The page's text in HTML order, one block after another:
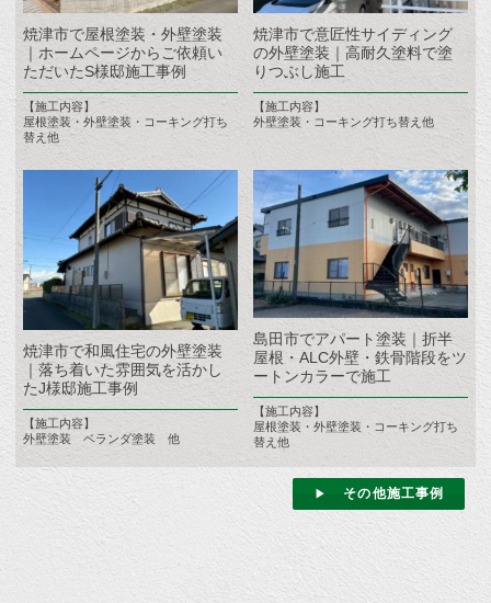
焼津市で屋根塗装・外壁塗装
｜ホームページからご依頼い
ただいたS様邸施工事例
【施工内容】
屋根塗装・外壁塗装・コーキング打ち
替え他
焼津市で意匠性サイディング
の外壁塗装｜高耐久塗料で塗
りつぶし施工
【施工内容】
外壁塗装・コーキング打ち替え他
焼津市で和風住宅の外壁塗装
｜落ち着いた雰囲気を活かし
たJ様邸施工事例
【施工内容】
外壁塗装 ベランダ塗装 他
島田市でアパート塗装｜折半
屋根・ALC外壁・鉄骨階段をツ
ートンカラーで施工
【施工内容】
屋根塗装・外壁塗装・コーキング打ち
替え他
その他施工事例